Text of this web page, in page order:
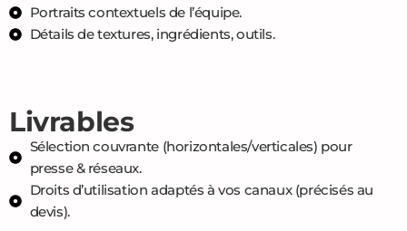
Portraits contextuels de l’équipe.
Détails de textures, ingrédients, outils.
Livrables
Sélection couvrante (horizontales/verticales) pour
presse & réseaux.
Droits d’utilisation adaptés à vos canaux (précisés au
devis).